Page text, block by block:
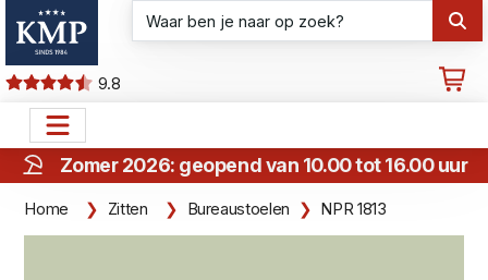
9.8
Zomer 2026: geopend van 10.00 tot 16.00 uur
Home Zitten Bureaustoelen NPR 1813